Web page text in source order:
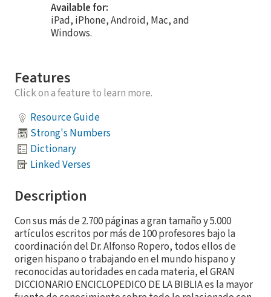
Available for:
iPad, iPhone, Android, Mac, and
Windows.
Features
Click on a feature to learn more.
Resource Guide
Strong's Numbers
Dictionary
Linked Verses
Description
Con sus más de 2.700 páginas a gran tamaño y 5.000
artículos escritos por más de 100 profesores bajo la
coordinación del Dr. Alfonso Ropero, todos ellos de
origen hispano o trabajando en el mundo hispano y
reconocidas autoridades en cada materia, el GRAN
DICCIONARIO ENCICLOPEDICO DE LA BIBLIA es la mayor